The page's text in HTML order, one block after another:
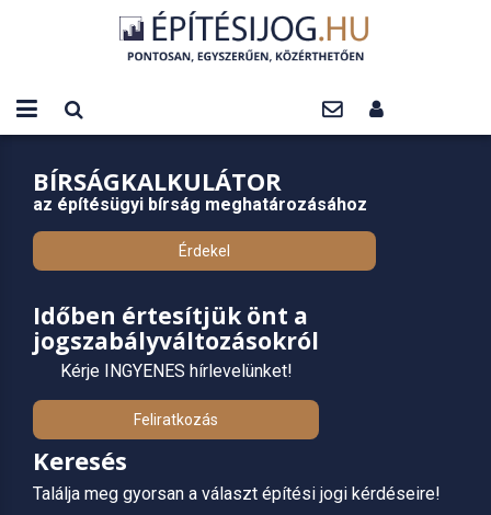
BÍRSÁGKALKULÁTOR
az építésügyi bírság meghatározásához
Érdekel
Időben értesítjük önt a
jogszabályváltozásokról
Kérje INGYENES hírlevelünket!
Feliratkozás
Keresés
Találja meg gyorsan a választ építési jogi kérdéseire!